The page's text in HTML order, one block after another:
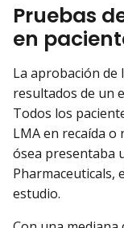
Pruebas
en
La aprobación de
resultados de un
Todos los
LMA en recaída
ósea presentaba
Pharmaceuticals,
estudio.